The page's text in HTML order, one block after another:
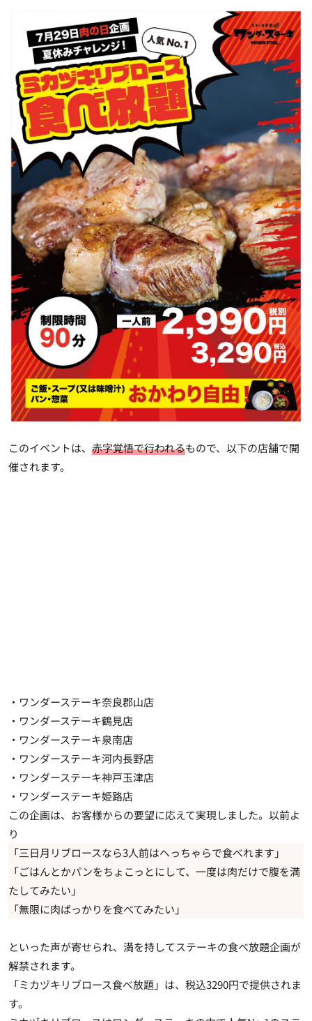
このイベントは、 赤字覚悟で行われるもので、以下の店舗で開
催されます。
・ワンダーステーキ奈良郡山店
・ワンダーステーキ鶴見店
・ワンダーステーキ泉南店
・ワンダーステーキ河内長野店
・ワンダーステーキ神戸玉津店
・ワンダーステーキ姫路店
この企画は、お客様からの要望に応えて実現しました。以前よ
り
「三日月リブロースなら3人前はへっちゃらで食べれます」
「ごはんとかパンをちょこっとにして、一度は肉だけで腹を満
たしてみたい」
「無限に肉ばっかりを食べてみたい」
といった声が寄せられ、満を持してステーキの食べ放題企画が
解禁されます。
「ミカヅキリブロース食べ放題」は、税込3290円で提供されま
す。